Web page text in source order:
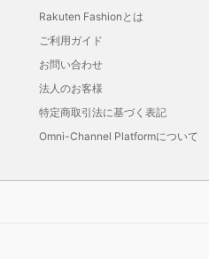
Rakuten Fashionとは
ご利用ガイド
お問い合わせ
法人のお客様
特定商取引法に基づく表記
Omni-Channel Platformについて